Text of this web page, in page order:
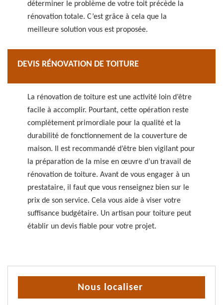
déterminer le problème de votre toit précède la
rénovation totale. C’est grâce à cela que la
meilleure solution vous est proposée.
DEVIS RÉNOVATION DE TOITURE
La rénovation de toiture est une activité loin d’être
facile à accomplir. Pourtant, cette opération reste
complètement primordiale pour la qualité et la
durabilité de fonctionnement de la couverture de
maison. Il est recommandé d’être bien vigilant pour
la préparation de la mise en œuvre d’un travail de
rénovation de toiture. Avant de vous engager à un
prestataire, il faut que vous renseignez bien sur le
prix de son service. Cela vous aide à viser votre
suffisance budgétaire. Un artisan pour toiture peut
établir un devis fiable pour votre projet.
Nous localiser